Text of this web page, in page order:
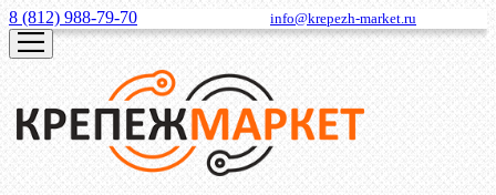
8 (812) 988-79-70 info@krepezh-market.ru